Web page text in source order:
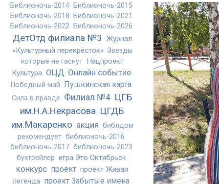
Библионочь-2014
Библионочь-2015
Библионочь-2018
Библионочь-2021
Библионочь-2022
Библионочь-2026
ДетОтд филиала №3
Журнал
«Культурный перекрёсток» Звезды
которые не гаснут Нацпроект
Культура ОЦД Онлайн событие
Победный май Пушкинская карта
Сила в правде Филиал №4 ЦГБ
им.Н.А.Некрасова ЦГДБ
им.Макаренко акция библдом
рекомендует библионочь-2016
библионочь-2017 библионочь-2023
буктрейлер игра Это Октябрьск
конкурс проект проект Живая
легенда проект Забытые имена